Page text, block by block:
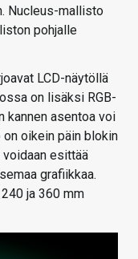
Nucleus-mallisto
pohjalle
LCD-näytöllä
on lisäksi RGB-
kannen asentoa voi
oikein päin blokin
esittää
grafiikkaa.
ja 360 mm